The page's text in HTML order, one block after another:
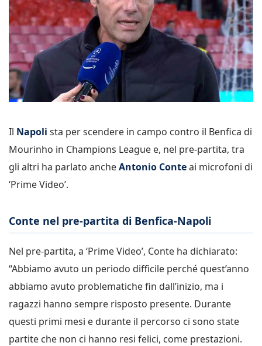
Il Napoli sta per scendere in campo contro il Benfica di
Mourinho in Champions League e, nel pre-partita, tra
gli altri ha parlato ancheAntonio Conteai microfoni di
‘Prime Video’.
Conte nel pre-partita di Benfica-Napoli
Nel pre-partita, a ‘Prime Video’, Conte ha dichiarato:
“Abbiamo avuto un periodo difficile perché quest’anno
abbiamo avuto problematiche fin dall’inizio, ma i
ragazzi hanno sempre risposto presente. Durante
questi primi mesi e durante il percorso ci sono state
partite che non ci hanno resi felici, come prestazioni.